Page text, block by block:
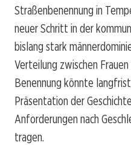
Straßenbenennung in
neuer Schritt in der
bislang stark
Verteilung zwischen
Benennung könnte
Präsentation der
Anforderungen nach
tragen.